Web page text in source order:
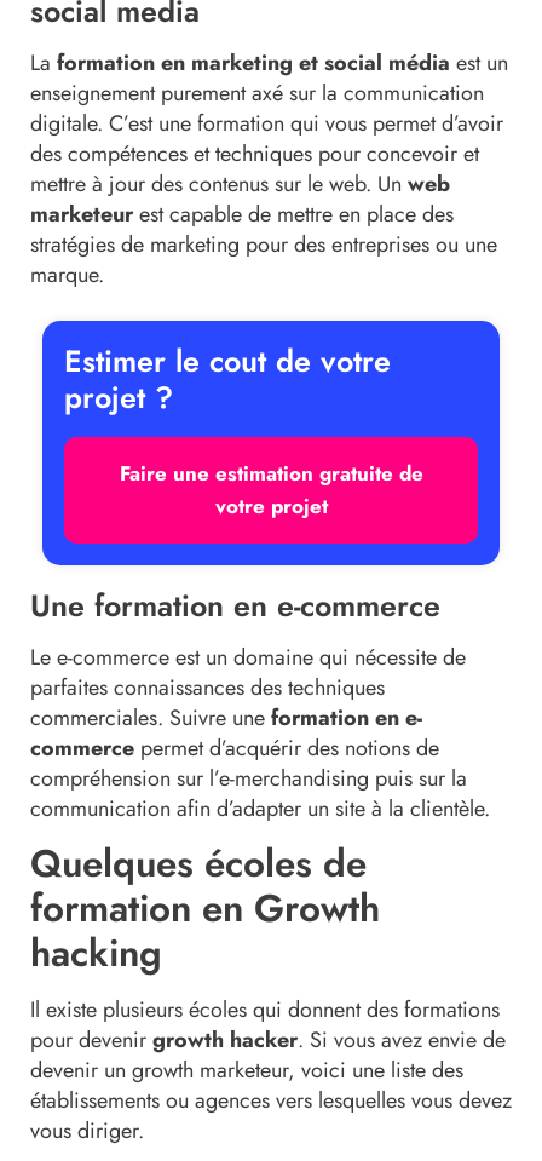
social media
La formation en marketing et social média est un
enseignement purement axé sur la communication
digitale. C’est une formation qui vous permet d’avoir
des compétences et techniques pour concevoir et
mettre à jour des contenus sur le web. Un web
marketeurest capable de mettre en place des
stratégies de marketing pour des entreprises ou une
marque.
Estimer le cout de votre
projet ?
Faire une estimation gratuite de
votre projet
Une formation en e-commerce
Le e-commerce est un domaine qui nécessite de
parfaites connaissances des techniques
commerciales. Suivre uneformation en e-
commerce permet d’acquérir des notions de
compréhension sur l’e-merchandising puis sur la
communication afin d’adapter un site à la clientèle.
Quelques écoles de
formation en Growth
hacking
Il existe plusieurs écoles qui donnent des formations
pour devenirgrowth hacker. Si vous avez envie de
devenir un growth marketeur, voici une liste des
établissements ou agences vers lesquelles vous devez
vous diriger.